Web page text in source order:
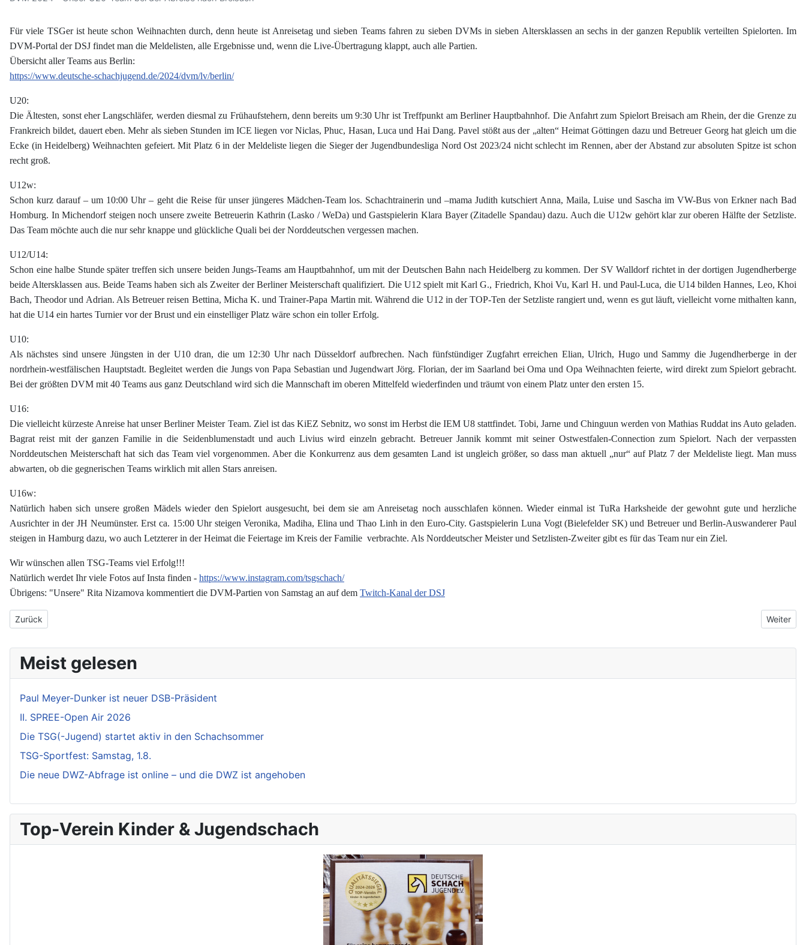
Für viele TSGer ist heute schon Weihnachten durch, denn heute ist Anreisetag und sieben Teams fahren zu sieben DVMs in sieben Altersklassen an sechs in der ganzen Republik verteilten Spielorten. Im
DVM-Portal der DSJ findet man die Meldelisten, alle Ergebnisse und, wenn die Live-Übertragung klappt, auch alle Partien.
Übersicht aller Teams aus Berlin:
https://www.deutsche-schachjugend.de/2024/dvm/lv/berlin/
U20:
Die Ältesten, sonst eher Langschläfer, werden diesmal zu Frühaufstehern, denn bereits um 9:30 Uhr ist Treffpunkt am Berliner Hauptbahnhof. Die Anfahrt zum Spielort Breisach am Rhein, der die Grenze zu
Frankreich bildet, dauert eben. Mehr als sieben Stunden im ICE liegen vor Niclas, Phuc, Hasan, Luca und Hai Dang. Pavel stößt aus der „alten“ Heimat Göttingen dazu und Betreuer Georg hat gleich um die
Ecke (in Heidelberg) Weihnachten gefeiert. Mit Platz 6 in der Meldeliste liegen die Sieger der Jugendbundesliga Nord Ost 2023/24 nicht schlecht im Rennen, aber der Abstand zur absoluten Spitze ist schon
recht groß.
U12w:
Schon kurz darauf – um 10:00 Uhr – geht die Reise für unser jüngeres Mädchen-Team los. Schachtrainerin und –mama Judith kutschiert Anna, Maila, Luise und Sascha im VW-Bus von Erkner nach Bad
Homburg. In Michendorf steigen noch unsere zweite Betreuerin Kathrin (Lasko / WeDa) und Gastspielerin Klara Bayer (Zitadelle Spandau) dazu. Auch die U12w gehört klar zur oberen Hälfte der Setzliste.
Das Team möchte auch die nur sehr knappe und glückliche Quali bei der Norddeutschen vergessen machen.
U12/U14:
Schon eine halbe Stunde später treffen sich unsere beiden Jungs-Teams am Hauptbahnhof, um mit der Deutschen Bahn nach Heidelberg zu kommen. Der SV Walldorf richtet in der dortigen Jugendherberge
beide Altersklassen aus. Beide Teams haben sich als Zweiter der Berliner Meisterschaft qualifiziert. Die U12 spielt mit Karl G., Friedrich, Khoi Vu, Karl H. und Paul-Luca, die U14 bilden Hannes, Leo, Khoi
Bach, Theodor und Adrian. Als Betreuer reisen Bettina, Micha K. und Trainer-Papa Martin mit. Während die U12 in der TOP-Ten der Setzliste rangiert und, wenn es gut läuft, vielleicht vorne mithalten kann,
hat die U14 ein hartes Turnier vor der Brust und ein einstelliger Platz wäre schon ein toller Erfolg.
U10:
Als nächstes sind unsere Jüngsten in der U10 dran, die um 12:30 Uhr nach Düsseldorf aufbrechen. Nach fünfstündiger Zugfahrt erreichen Elian, Ulrich, Hugo und Sammy die Jugendherberge in der
nordrhein-westfälischen Hauptstadt. Begleitet werden die Jungs von Papa Sebastian und Jugendwart Jörg. Florian, der im Saarland bei Oma und Opa Weihnachten feierte, wird direkt zum Spielort gebracht.
Bei der größten DVM mit 40 Teams aus ganz Deutschland wird sich die Mannschaft im oberen Mittelfeld wiederfinden und träumt von einem Platz unter den ersten 15.
U16:
Die vielleicht kürzeste Anreise hat unser Berliner Meister Team. Ziel ist das KiEZ Sebnitz, wo sonst im Herbst die IEM U8 stattfindet. Tobi, Jarne und Chinguun werden von Mathias Ruddat ins Auto geladen.
Bagrat reist mit der ganzen Familie in die Seidenblumenstadt und auch Livius wird einzeln gebracht. Betreuer Jannik kommt mit seiner Ostwestfalen-Connection zum Spielort. Nach der verpassten
Norddeutschen Meisterschaft hat sich das Team viel vorgenommen. Aber die Konkurrenz aus dem gesamten Land ist ungleich größer, so dass man aktuell „nur“ auf Platz 7 der Meldeliste liegt. Man muss
abwarten, ob die gegnerischen Teams wirklich mit allen Stars anreisen.
U16w:
Natürlich haben sich unsere großen Mädels wieder den Spielort ausgesucht, bei dem sie am Anreisetag noch ausschlafen können. Wieder einmal ist TuRa Harksheide der gewohnt gute und herzliche
Ausrichter in der JH Neumünster. Erst ca. 15:00 Uhr steigen Veronika, Madiha, Elina und Thao Linh in den Euro-City. Gastspielerin Luna Vogt (Bielefelder SK) und Betreuer und Berlin-Auswanderer Paul
steigen in Hamburg dazu, wo auch Letzterer in der Heimat die Feiertage im Kreis der Familie verbrachte. Als Norddeutscher Meister und Setzlisten-Zweiter gibt es für das Team nur ein Ziel.
Wir wünschen allen TSG-Teams viel Erfolg!!!
Natürlich werdet Ihr viele Fotos auf Insta finden - https://www.instagram.com/tsgschach/
Übrigens: "Unsere" Rita Nizamova kommentiert die DVM-Partien von Samstag an auf dem Twitch-Kanal der DSJ
Vorheriger Beitrag: DVM 2024 - Die Unbesiegbaren
Zurück Nächster
Weiter
Meist gelesen
Paul Meyer-Dunker ist neuer DSB-Präsident
II. SPREE-Open Air 2026
Die TSG(-Jugend) startet aktiv in den Schachsommer
TSG-Sportfest: Samstag, 1.8.
Die neue DWZ-Abfrage ist online – und die DWZ ist angehoben
Top-Verein Kinder & Jugendschach